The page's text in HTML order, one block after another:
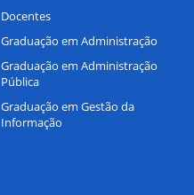
Docentes
Graduação em Administração
Graduação em Administração
Pública
Graduação em Gestão da
Informação